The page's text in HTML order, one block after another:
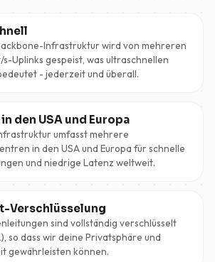
Infrastruktur wird von mehreren
Uplinks gespeist, was ultraschnellen
- jederzeit und überall.
den USA und Europa
umfasst mehrere
in den USA und Europa für schnelle
und niedrige Latenz weltweit.
Verschlüsselung
sind vollständig verschlüsselt
so dass wir deine Privatsphäre und
gewährleisten können.